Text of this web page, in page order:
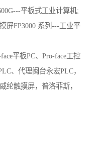
平板式工业计算机;
屏FP3000 系列---工业平
平板PC、Pro-face工控
、代理闽台永宏PLC，
纶触摸屏，普洛菲斯，